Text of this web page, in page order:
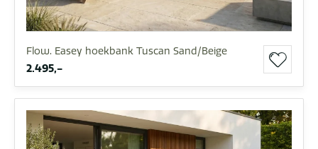
Flow. Easey hoekbank Tuscan Sand/Beige
2.495,-